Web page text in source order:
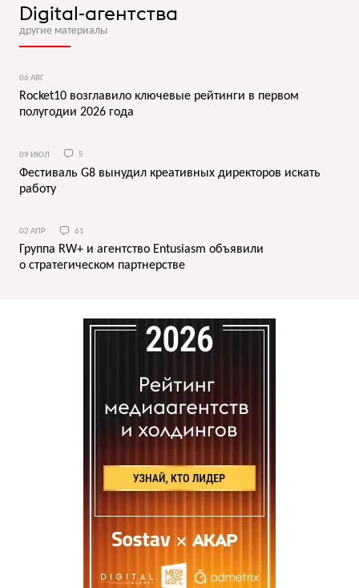
Digital-агентства
другие материалы
06 АВГ
Rocket10 возглавило ключевые рейтинги в первом
полугодии 2026 года
09 ИЮЛ 5
Фестиваль G8 вынудил креативных директоров искать
работу
02 АПР 61
Группа RW+ и агентство Entusiasm объявили
о cтратегическом партнерстве